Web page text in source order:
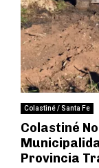
Colastiné / Santa Fe
Colastiné
Provincia